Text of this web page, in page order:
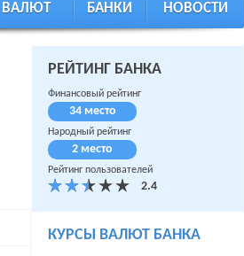
ВАЛЮТ БАНКИ НОВОСТИ
РЕЙТИНГ БАНКА
Финансовый рейтинг
34 место
Народный рейтинг
2 место
Рейтинг пользователей
КУРСЫ ВАЛЮТ БАНКА